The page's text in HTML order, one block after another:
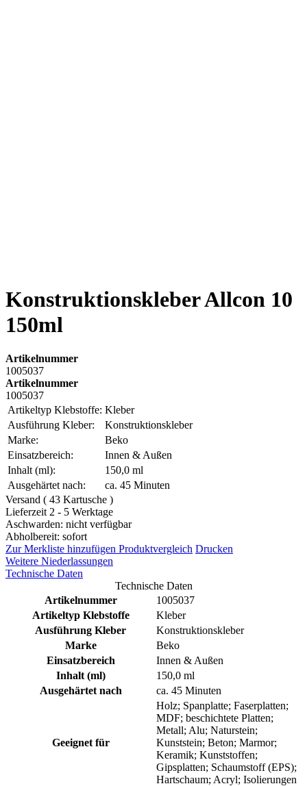
Konstruktionskleber Allcon 10
150ml
Artikelnummer
1005037
Artikelnummer
1005037
Artikeltyp Klebstoffe: Kleber
Ausführung Kleber:
Konstruktionskleber
Marke:
Beko
Einsatzbereich:
Innen & Außen
Inhalt (ml):
150,0 ml
Ausgehärtet nach:
ca. 45 Minuten
Versand ( 43 Kartusche )
Lieferzeit 2 - 5 Werktage
Aschwarden: nicht verfügbar
Abholbereit: sofort
Zur Merkliste hinzufügen Produktvergleich Drucken
Weitere Niederlassungen
Technische Daten
Technische Daten
Artikelnummer
1005037
Artikeltyp Klebstoffe
Kleber
Ausführung Kleber
Konstruktionskleber
Marke
Beko
Einsatzbereich
Innen & Außen
Inhalt (ml)
150,0 ml
Ausgehärtet nach
ca. 45 Minuten
Geeignet für
Holz; Spanplatte; Faserplatten;
MDF; beschichtete Platten;
Metall; Alu; Naturstein;
Kunststein; Beton; Marmor;
Keramik; Kunststoffen;
Gipsplatten; Schaumstoff (EPS);
Hartschaum; Acryl; Isolierungen